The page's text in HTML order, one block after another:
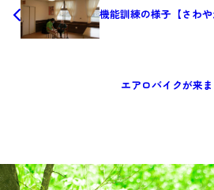
機能訓練の様子【さわや
エアロバイクが来ま